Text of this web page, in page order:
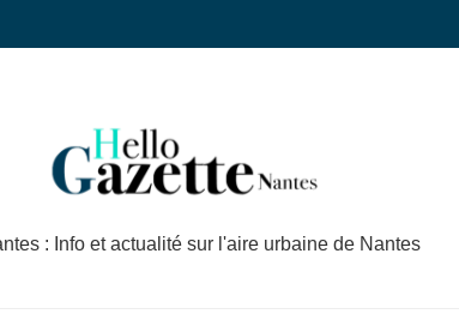
: Info et actualité sur l'aire urbaine de Nantes